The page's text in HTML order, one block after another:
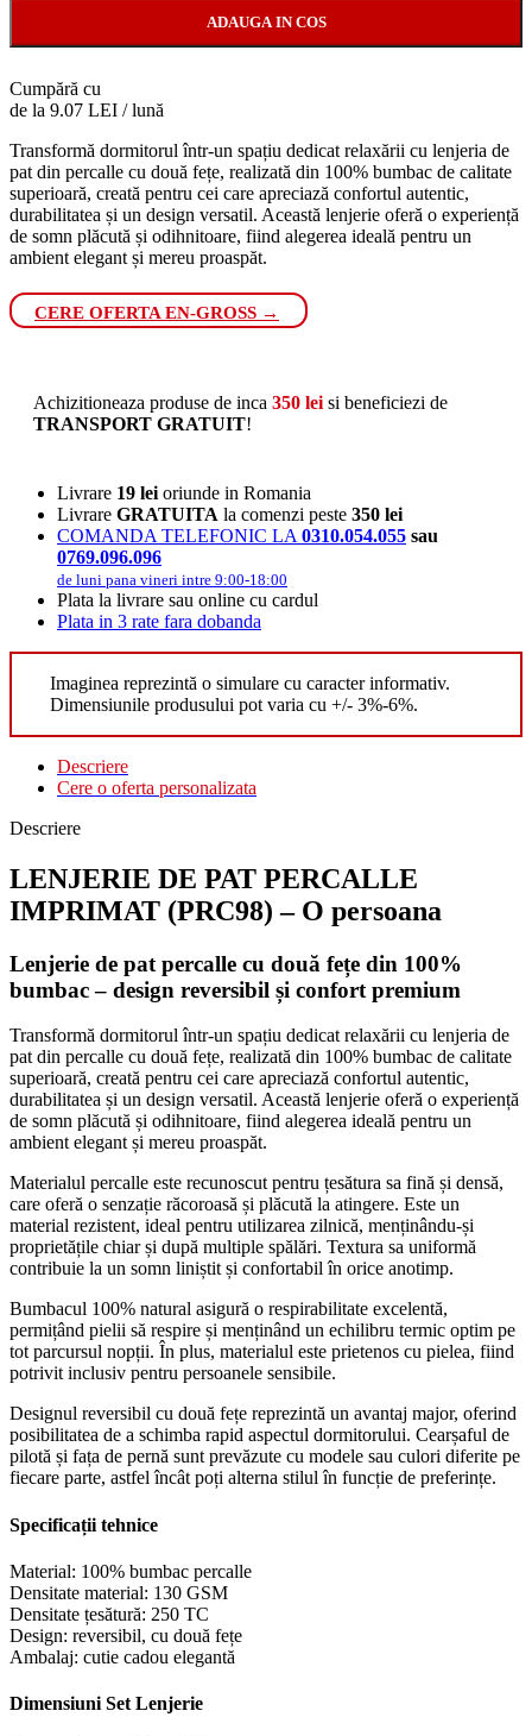
ADAUGA IN COS
Cumpără cu
de la 9.07 LEI / lună
Transformă dormitorul într-un spațiu dedicat relaxării cu lenjeria de
pat din percalle cu două fețe, realizată din 100% bumbac de calitate
superioară, creată pentru cei care apreciază confortul autentic,
durabilitatea și un design versatil. Această lenjerie oferă o experiență
de somn plăcută și odihnitoare, fiind alegerea ideală pentru un
ambient elegant și mereu proaspăt.
CERE OFERTA EN-GROSS →
Achizitioneaza produse de inca 350 lei si beneficiezi de
TRANSPORT GRATUIT!
Livrare 19 lei oriunde in Romania
Livrare GRATUITA la comenzi peste 350 lei
COMANDA TELEFONIC LA 0310.054.055 sau
0769.096.096
de luni pana vineri intre 9:00-18:00
Plata la livrare sau online cu cardul
Plata in 3 rate fara dobanda
Imaginea reprezintă o simulare cu caracter informativ.
Dimensiunile produsului pot varia cu +/- 3%-6%.
Descriere
Cere o oferta personalizata
Descriere
LENJERIE DE PAT PERCALLE
IMPRIMAT (PRC98) – O persoana
Lenjerie de pat percalle cu două fețe din 100%
bumbac – design reversibil și confort premium
Transformă dormitorul într-un spațiu dedicat relaxării cu lenjeria de
pat din percalle cu două fețe, realizată din 100% bumbac de calitate
superioară, creată pentru cei care apreciază confortul autentic,
durabilitatea și un design versatil. Această lenjerie oferă o experiență
de somn plăcută și odihnitoare, fiind alegerea ideală pentru un
ambient elegant și mereu proaspăt.
Materialul percalle este recunoscut pentru țesătura sa fină și densă,
care oferă o senzație răcoroasă și plăcută la atingere. Este un
material rezistent, ideal pentru utilizarea zilnică, menținându-și
proprietățile chiar și după multiple spălări. Textura sa uniformă
contribuie la un somn liniștit și confortabil în orice anotimp.
Bumbacul 100% natural asigură o respirabilitate excelentă,
permițând pielii să respire și menținând un echilibru termic optim pe
tot parcursul nopții. În plus, materialul este prietenos cu pielea, fiind
potrivit inclusiv pentru persoanele sensibile.
Designul reversibil cu două fețe reprezintă un avantaj major, oferind
posibilitatea de a schimba rapid aspectul dormitorului. Cearșaful de
pilotă și fața de pernă sunt prevăzute cu modele sau culori diferite pe
fiecare parte, astfel încât poți alterna stilul în funcție de preferințe.
Specificații tehnice
Material: 100% bumbac percalle
Densitate material: 130 GSM
Densitate țesătură: 250 TC
Design: reversibil, cu două fețe
Ambalaj: cutie cadou elegantă
Dimensiuni Set Lenjerie